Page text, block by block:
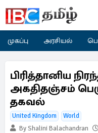
முகப்பு அரசியல்
பிரித்தானிய
அகதிதஞ்சம்
தகவல்
United Kingdom
World
By Shalini Balachandran